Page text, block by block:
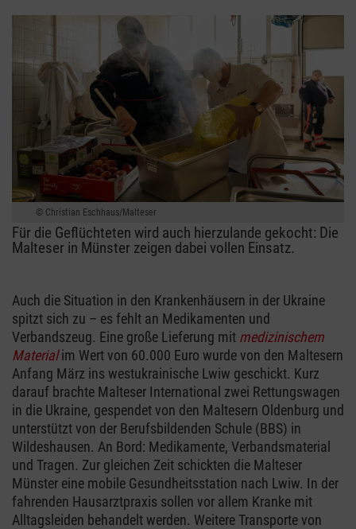
Christian Eschhaus/Malteser
Für die Geflüchteten wird auch hierzulande gekocht: Die
Malteser in Münster zeigen dabei vollen Einsatz.
Auch die Situation in den Krankenhäusern in der Ukraine
spitzt sich zu – es fehlt an Medikamenten und
Verbandszeug. Eine große Lieferung mit medizinischem
Materialim Wert von 60.000 Euro wurde von den Maltesern
Anfang März ins westukrainische Lwiw geschickt. Kurz
darauf brachte Malteser International zwei Rettungswagen
in die Ukraine, gespendet von den Maltesern Oldenburg und
unterstützt von der Berufsbildenden Schule (BBS) in
Wildeshausen. An Bord: Medikamente, Verbandsmaterial
und Tragen. Zur gleichen Zeit schickten die Malteser
Münster eine mobile Gesundheitsstation nach Lwiw. In der
fahrenden Hausarztpraxis sollen vor allem Kranke mit
Alltagsleiden behandelt werden. Weitere Transporte von